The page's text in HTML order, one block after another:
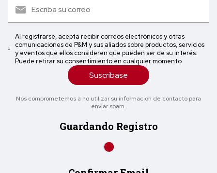
Al registrarse, acepta recibir correos electrónicos y otras
comunicaciones de P&M y sus aliados sobre productos, servicios
y eventos que ellos consideren que pueden ser de su interés.
Puede retirar su consentimiento en cualquier momento
Suscríbase
Nos comprometemos a no utilizar su información de contacto para
enviar spam.
Guardando Registro